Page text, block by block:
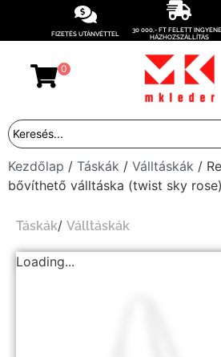
FIZETÉS UTÁNVÉTTEL
30 000,- FT FELETT
HÁZHOZSZÁLLÍTÁS
0
Kezdőlap / Táskák / Válltáskák /
bővíthető válltáska (twist sky rose)
Táskák/ Válltáskák
Loading...